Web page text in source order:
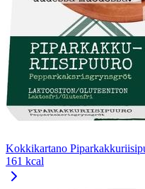
Kokkikartano
161 kcal